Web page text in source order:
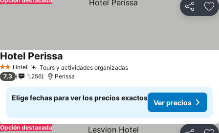
Compartir
2 Estrellas
Hotel Tours y actividades organizadas
Hotel Perissa
7,3 1.256 Perissa
Elige fechas para ver los precios exactos
Ver precios
Opción destacada